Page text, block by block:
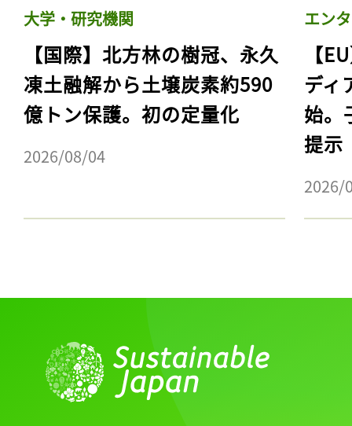
大学・研究機関
【国際】北方林の樹冠、永久
凍土融解から土壌炭素約590
億トン保護。初の定量化
2026/08/04
エン
【
ディ
始。
提示
2026/